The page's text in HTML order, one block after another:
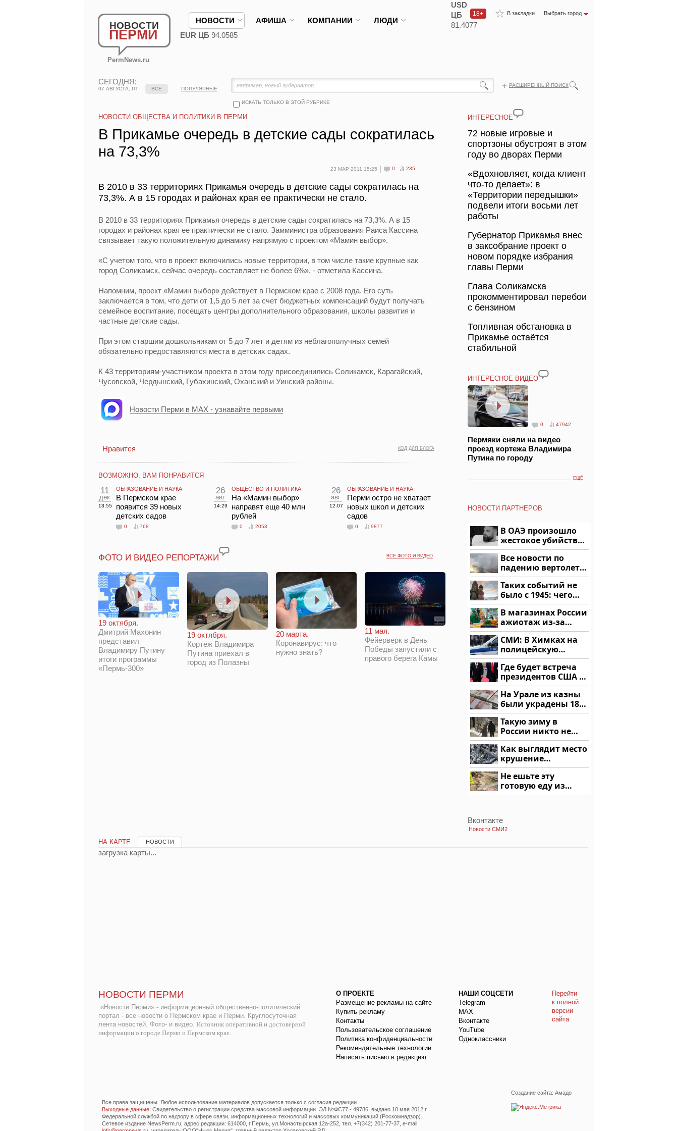
НОВОСТИ
ПЕРМИ
PermNews.ru
В закладки Выбрать город
18+
НОВОСТИ АФИША КОМПАНИИ ЛЮДИ
USD
ЦБ
81.4077
EUR ЦБ 94.0585
СЕГОДНЯ:
07 АВГУСТА, ПТ
РАСШИРЕННЫЙ ПОИСК
ИСКАТЬ ТОЛЬКО В ЭТОЙ РУБРИКЕ
ВСЕ ПОПУЛЯРНЫЕ
НОВОСТИ ОБЩЕСТВА И ПОЛИТИКИ В ПЕРМИ
В Прикамье очередь в детские сады сократилась
на 73,3%
23 МАР 2011 15:25 0 235
В 2010 в 33 территориях Прикамья очередь в детские сады сократилась на
73,3%. А в 15 городах и районах края ее практически не стало.
В 2010 в 33 территориях Прикамья очередь в детские сады сократилась на 73,3%. А в 15
городах и районах края ее практически не стало. Замминистра образования Раиса Кассина
связывает такую положительную динамику напрямую с проектом «Мамин выбор».
«С учетом того, что в проект включились новые территории, в том числе такие крупные как
город Соликамск, сейчас очередь составляет не более 6%», - отметила Кассина.
Напомним, проект «Мамин выбор» действует в Пермском крае с 2008 года. Его суть
заключается в том, что дети от 1,5 до 5 лет за счет бюджетных компенсаций будут получать
семейное воспитание, посещать центры дополнительного образования, школы развития и
частные детские сады.
При этом старшим дошкольникам от 5 до 7 лет и детям из неблагополучных семей
обязательно предоставляются места в детских садах.
К 43 территориям-участником проекта в этом году присоединились Соликамск, Карагайский,
Чусовской, Чердынский, Губахинский, Оханский и Уинский районы.
Новости Перми в MAX - узнавайте первыми
КОД ДЛЯ БЛОГА
Нравится
ВОЗМОЖНО, ВАМ ПОНРАВИТСЯ
11
дек
13:55
ОБРАЗОВАНИЕ И НАУКА
В Пермском крае
появится 39 новых
детских садов
0 768
26
авг
14:29
ОБЩЕСТВО И ПОЛИТИКА
На «Мамин выбор»
направят еще 40 млн
рублей
0 2053
26
авг
12:07
ОБРАЗОВАНИЕ И НАУКА
Перми остро не хватает
новых школ и детских
садов
0 9877
ВСЕ ФОТО И ВИДЕО
ФОТО И ВИДЕО РЕПОРТАЖИ
19 октября.
Дмитрий Махонин
представил
Владимиру Путину
итоги программы
«Пермь-300»
19 октября.
Кортеж Владимира
Путина приехал в
город из Полазны
20 марта.
Коронавирус: что
нужно знать?
11 мая.
Фейерверк в День
Победы запустили с
правого берега Камы
ИНТЕРЕСНОЕ
72 новые игровые и
спортзоны обустроят в этом
году во дворах Перми
«Вдохновляет, когда клиент
что-то делает»: в
«Территории передышки»
подвели итоги восьми лет
работы
Губернатор Прикамья внес
в заксобрание проект о
новом порядке избрания
главы Перми
Глава Соликамска
прокомментировал перебои
с бензином
Топливная обстановка в
Прикамье остаётся
стабильной
ИНТЕРЕСНОЕ ВИДЕО
0 47942
Пермяки сняли на видео
проезд кортежа Владимира
Путина по городу
ЕЩЁ
НОВОСТИ ПАРТНЕРОВ
В ОАЭ произошло
жестокое убийство
криптомиллионера
Все новости по
падению вертолета
на Кавказе: читать
здесь
Таких событий не
было с 1945: чего
ждать всем нам?
В магазинах России
ажиотаж из-за
этого продукта: что
купить?
СМИ: В Химках на
полицейскую
машину напали и
подожгли.
Где будет встреча
президентов США и
России: Европа?
На Урале из казны
были украдены 18
миллионов рублей
Такую зиму в
России никто не
ждал: как так?!
Как выглядит место
крушение
вертолета на
Кавказе: смотреть
Не ешьте эту
готовую еду из
магазина: список
Вконтакте
Новости СМИ2
НА КАРТЕ НОВОСТИ
загрузка карты...
НОВОСТИ ПЕРМИ
«Новости Перми» - информационный общественно-политический
портал - все новости о Пермском крае и Перми. Круглосуточная
лента новостей. Фото- и видео. Источник оперативной и достоверной
информации о городе Перми и Пермском крае.
О ПРОЕКТЕ
Размещение рекламы на сайте
Купить рекламу
Контакты
Пользовательское соглашение
Политика конфиденциальности
Рекомендательные технологии
Написать письмо в редакцию
НАШИ СОЦСЕТИ
Telegram
МАХ
Вконтакте
YouTube
Одноклассники
Перейти
к полной
версии
сайта
Создание сайта: Амадо
Все права защищены. Любое использование материалов допускается только с согласия редакции.
Выходные данные: Свидетельство о регистрации средства массовой информации ЭЛ №ФС77 - 49786 выдано 10 мая 2012 г.
Федеральной службой по надзору в сфере связи, информационных технологий и массовых коммуникаций (Роскомнадзор).
Сетевое издание NewsPerm.ru, адрес редакции: 614000, г.Пермь, ул.Монастырская 12а-252, тел. +7(342) 201-77-37, e-mail: